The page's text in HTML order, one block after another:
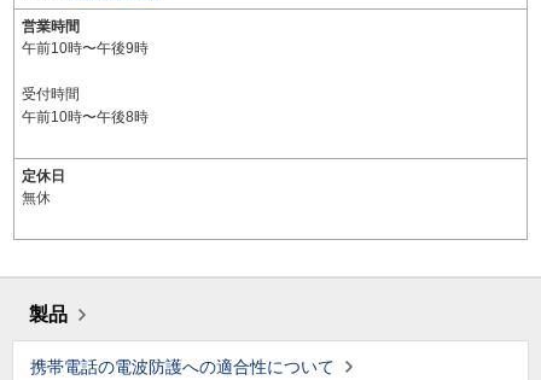
営業時間
午前10時〜午後9時
受付時間
午前10時〜午後8時
定休日
無休
製品
携帯電話の電波防護への適合性について